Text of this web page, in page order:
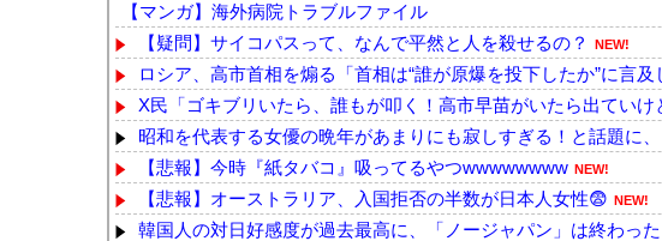
【マンガ】海外病院トラブルファイル
【疑問】サイコパスって、なんで平然と人を殺せるの？
NEW!
ロシア、高市首相を煽る「首相は“誰が原爆を投下したか”に言及
X民「ゴキブリいたら、誰もが叩く！高市早苗がいたら出ていけ
昭和を代表する女優の晩年があまりにも寂しすぎる！と話題に
【悲報】今時『紙タバコ』吸ってるやつwwwwwwww NEW!
【悲報】オーストラリア、入国拒否の半数が日本人女性😨 NEW!
韓国人の対日好感度が過去最高に、「ノージャパン」は終わっ